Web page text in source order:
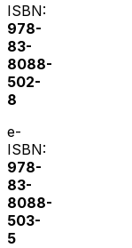
ISBN:
978-
83-
8088-
502-
8
e-
ISBN:
978-
83-
8088-
503-
5